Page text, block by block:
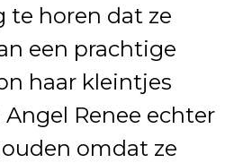
te horen dat ze
een prachtige
haar kleintjes
Renee echter
omdat ze